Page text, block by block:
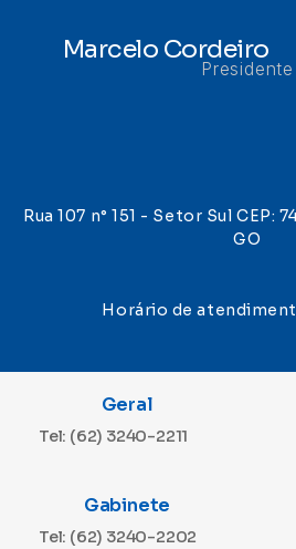
Marcelo Cordeiro
Presidente
Rua 107 n° 151 - Setor Sul CEP:
GO
Horário de
Geral
Tel: (62) 3240-2211
Gabinete
Tel: (62) 3240-2202